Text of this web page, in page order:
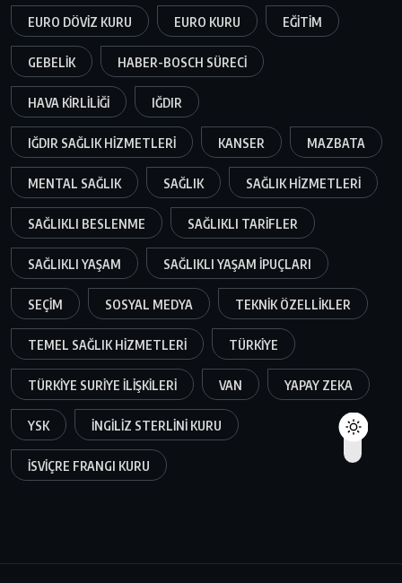
EURO DÖVIZ KURU EURO KURU EĞITIM
GEBELIK HABER-BOSCH SÜRECI
HAVA KIRLILIĞI IĞDIR
IĞDIR SAĞLIK HIZMETLERI KANSER MAZBATA
MENTAL SAĞLIK SAĞLIK SAĞLIK HIZMETLERI
SAĞLIKLI BESLENME SAĞLIKLI TARIFLER
SAĞLIKLI YAŞAM SAĞLIKLI YAŞAM IPUÇLARI
SEÇIM SOSYAL MEDYA TEKNIK ÖZELLIKLER
TEMEL SAĞLIK HIZMETLERI TÜRKIYE
TÜRKIYE SURIYE ILIŞKILERI VAN YAPAY ZEKA
YSK İNGILIZ STERLINI KURU
İSVIÇRE FRANGI KURU